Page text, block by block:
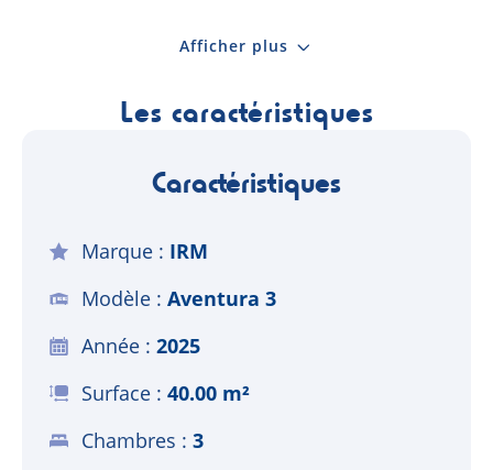
Afficher plus
Les caractéristiques
Caractéristiques
Marque
IRM
Modèle
Aventura 3
Année
2025
Surface
40.00 m²
Chambres
3